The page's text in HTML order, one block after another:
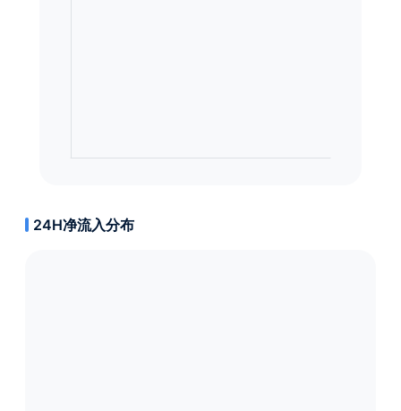
24H净流入分布